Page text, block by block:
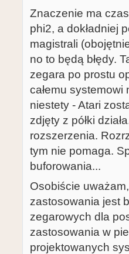
Znaczenie ma
phi2, a dokładniej
magistrali
no to będą błędy.
zegara po prostu
całemu
niestety - Atari
zdjęty z półki
rozszerzenia.
tym nie pomaga.
buforowania...
Osobiście
zastosowania jest
zegarowych dla
zastosowania w
projektowanych